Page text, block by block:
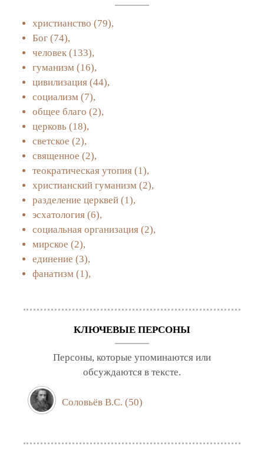
христианство (79),
Бог (74),
человек (133),
гуманизм (16),
цивилизация (44),
социализм (7),
общее благо (2),
церковь (18),
светское (2),
священное (2),
теократическая утопия (1),
христианский гуманизм (2),
разделение церквей (1),
эсхатология (6),
социальная организация (2),
мирское (2),
единение (3),
фанатизм (1),
КЛЮЧЕВЫЕ ПЕРСОНЫ
Персоны, которые упоминаются или
обсуждаются в тексте.
Соловьёв В.С. (50)